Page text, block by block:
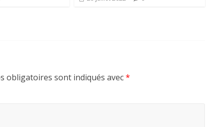
obligatoires sont indiqués avec*